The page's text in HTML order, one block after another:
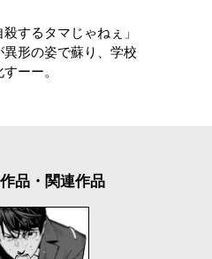
殺するタマじゃねぇ」
形の姿で蘇り、学校
ーー。
品・関連作品